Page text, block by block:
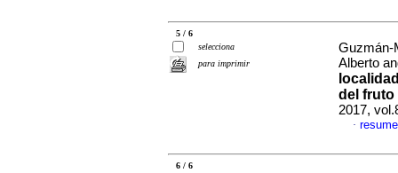
5 / 6
selecciona
para imprimir
Guzmán-
Alberto
del fruto
2017,
·
6 / 6